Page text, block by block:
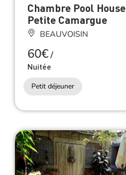
Chambre Pool House
Petite Camargue
BEAUVOISIN
60€/
Nuitée
Petit déjeuner